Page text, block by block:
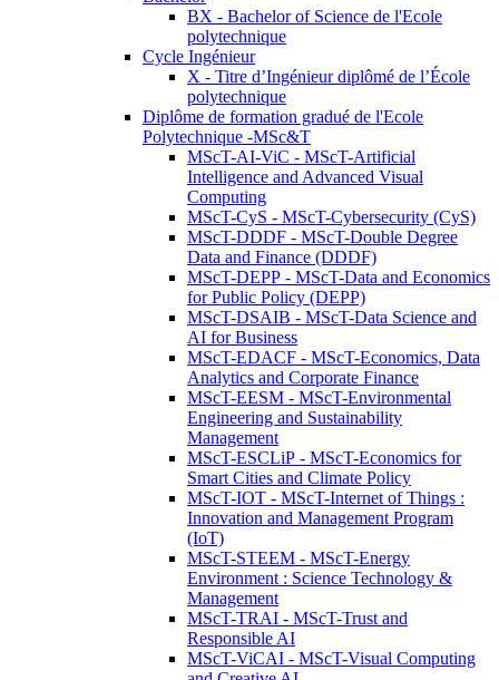
BX - Bachelor of Science de l'Ecole
polytechnique
Cycle Ingénieur
X - Titre d’Ingénieur diplômé de l’École
polytechnique
Diplôme de formation gradué de l'Ecole
Polytechnique -MSc&T
MScT-AI-ViC - MScT-Artificial
Intelligence and Advanced Visual
Computing
MScT-CyS - MScT-Cybersecurity (CyS)
MScT-DDDF - MScT-Double Degree
Data and Finance (DDDF)
MScT-DEPP - MScT-Data and Economics
for Public Policy (DEPP)
MScT-DSAIB - MScT-Data Science and
AI for Business
MScT-EDACF - MScT-Economics, Data
Analytics and Corporate Finance
MScT-EESM - MScT-Environmental
Engineering and Sustainability
Management
MScT-ESCLiP - MScT-Economics for
Smart Cities and Climate Policy
MScT-IOT - MScT-Internet of Things :
Innovation and Management Program
(IoT)
MScT-STEEM - MScT-Energy
Environment : Science Technology &
Management
MScT-TRAI - MScT-Trust and
Responsible AI
MScT-ViCAI - MScT-Visual Computing